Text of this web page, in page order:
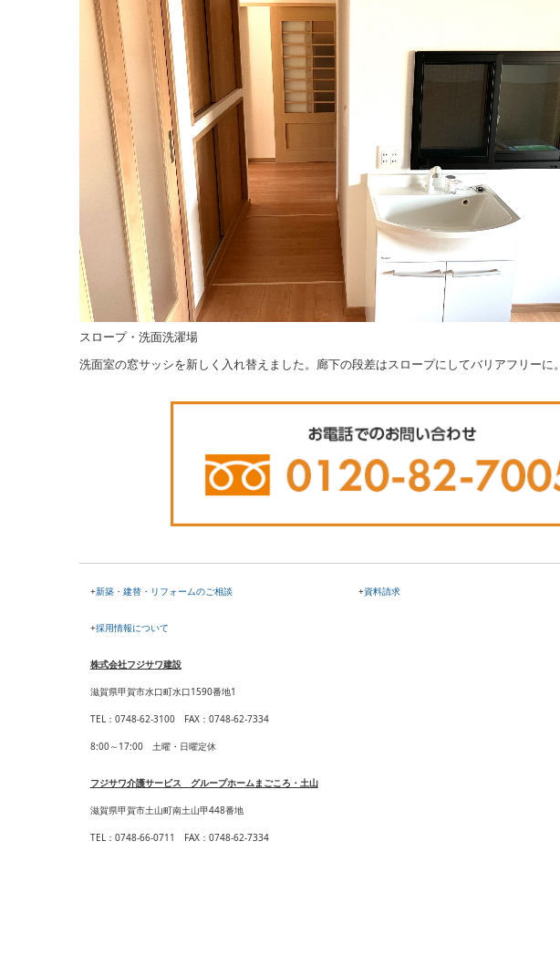
スロープ・洗面洗濯場
洗面室の窓サッシを新しく入れ替えました。廊下の段差はスロープにしてバリアフリーに。
+新築・建替・リフォームのご相談 +資料請求
+採用情報について
株式会社フジサワ建設
滋賀県甲賀市水口町水口1590番地1
TEL ： 0748-62-3100 FAX： 0748-62-7334
8:00～17:00 土曜・日曜定休
フジサワ介護サービス グループホームまごころ・土山
滋賀県甲賀市土山町南土山甲448番地
TEL ： 0748-66-0711 FAX： 0748-62-7334